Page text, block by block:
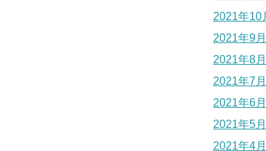
2021年10
2021年9月
2021年8月
2021年7月
2021年6月
2021年5月
2021年4月